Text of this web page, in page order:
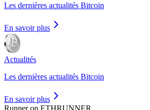
Les dernières actualités Bitcoin
En savoir plus
Actualités
Les dernières actualités Bitcoin
En savoir plus
Runner on ETHRUNNER